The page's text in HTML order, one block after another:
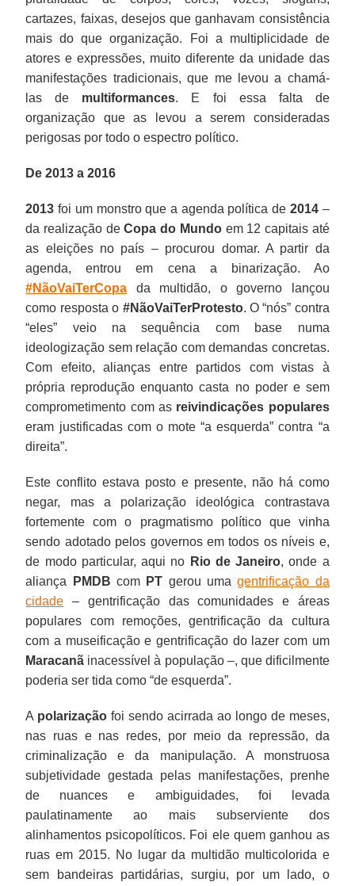
cartazes, faixas, desejos que ganhavam consistência
mais do que organização. Foi a multiplicidade de
atores e expressões, muito diferente da unidade das
manifestações tradicionais, que me levou a chamá-
las de multiformances. E foi essa falta de
organização que as levou a serem consideradas
perigosas por todo o espectro político.
De 2013 a 2016
2013 foi um monstro que a agenda política de 2014–
da realização deCopa do Mundoem 12 capitais até
as eleições no país – procurou domar. A partir da
agenda, entrou em cena a binarização. Ao
#NãoVaiTerCopa da multidão, o governo lançou
como resposta o #NãoVaiTerProtesto. O “nós” contra
“eles” veio na sequência com base numa
ideologização sem relação com demandas concretas.
Com efeito, alianças entre partidos com vistas à
própria reprodução enquanto casta no poder e sem
comprometimento com as reivindicações populares
eram justificadas com o mote “a esquerda” contra “a
direita”.
Este conflito estava posto e presente, não há como
negar, mas a polarização ideológica contrastava
fortemente com o pragmatismo político que vinha
sendo adotado pelos governos em todos os níveis e,
de modo particular, aqui no Rio de Janeiro, onde a
aliança
PMDB com PT gerou umagentrificação da
cidade – gentrificação das comunidades e áreas
populares com remoções, gentrificação da cultura
com a museificação e gentrificação do lazer com um
Maracanã inacessível à população –, que dificilmente
poderia ser tida como “de esquerda”.
A polarização foi sendo acirrada ao longo de meses,
nas ruas e nas redes, por meio da repressão, da
criminalização e da manipulação. A monstruosa
subjetividade gestada pelas manifestações, prenhe
de nuances e ambiguidades, foi levada
paulatinamente ao mais subserviente dos
alinhamentos psicopolíticos. Foi ele quem ganhou as
ruas em 2015. No lugar da multidão multicolorida e
sem bandeiras partidárias, surgiu, por um lado, o